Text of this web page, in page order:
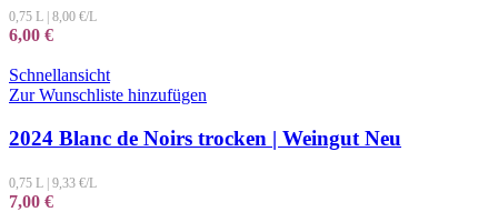
0,75 L 8,00 €/L
6,00 €
Schnellansicht
Zur Wunschliste hinzufügen
2024 Blanc de Noirs trocken | Weingut Neu
0,75 L | 9,33 €/L
7,00 €